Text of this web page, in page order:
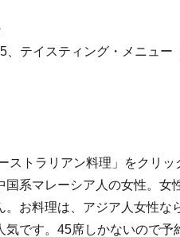
、テイスティング・メニュ
ストラリアン料理」をクリ
系マレーシア人の女性。女
。お料理は、アジア人女性な
です。45席しかないので予